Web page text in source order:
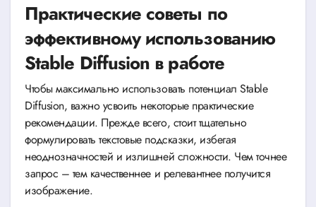
Практические советы по
эффективному использованию
Stable Diffusion в работе
Чтобы максимально использовать потенциал Stable
Diffusion, важно усвоить некоторые практические
рекомендации. Прежде всего, стоит тщательно
формулировать текстовые подсказки, избегая
неоднозначностей и излишней сложности. Чем точнее
запрос – тем качественнее и релевантнее получится
изображение.